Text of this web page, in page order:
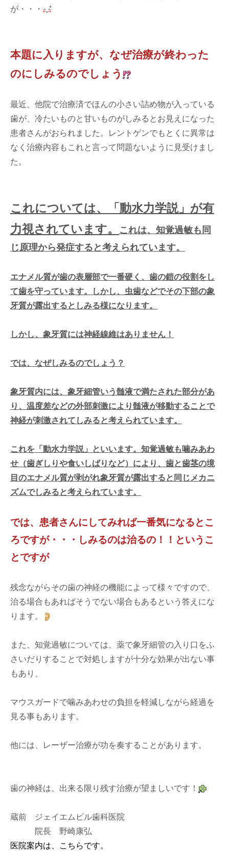
が・・・
本題に入りますが、なぜ治療が終わった
のにしみるのでしょう
最近、他院で治療済でほんの小さい詰め物が入っている
歯が、冷たいものと甘いものがしみるとお見えになった
患者さんがおられました。レントゲンでもとくに異常は
なく治療内容もこれと言って問題ないように見受けまし
た。
これについては、「動水力学説」が有
力視されています。
これは、知覚過敏も同
じ原理から発症すると考えられています。
エナメル質が歯の表層部で一番硬く、歯の鎧の役割をし
て歯を守っています。しかし、虫歯などでその下部の象
牙質が露出するとしみる様になります。
しかし、象牙質には神経線維はありません！
では、なぜしみるのでしょう？
象牙質内には、象牙細管いう髄液で満たされた部分があ
り、温度差などの外部刺激により髄液が移動することで
神経が刺激されてしみると考えられています。
これを「動水力学説」といいます。知覚過敏も噛みあわ
せ（歯ぎしりや食いしばりなど）により、歯と歯茎の境
目のエナメル質が剥がれ象牙質が露出すると同じメカニ
ズムでしみると考えられています。
では、患者さんにしてみれば一番気になるとこ
ろですが・・・しみるのは治るの！！というこ
とですが
残念ながらその歯の神経の機能によって様々ですので、
治る場合もあればそうでない場合もあるという答えにな
ります。
また、知覚過敏については、薬で象牙細管の入り口をふ
さいだりすることで対処しますが十分な効果が出ない事
もあり、
マウスガードで噛みあわせの負担を軽減しながら経過を
見る事もあります。
他には、レーザー治療が功を奏することがあります。
歯の神経は、出来る限り残す治療が望ましいです！
蔵前 ジェイエムビル歯科医院
院長 野崎康弘
医院案内は、こちらです。